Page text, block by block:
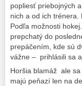
popliesť priebojných
nich a od ich
Podľa možnosti
prepchatý do
prepáčením, kde sú
vážne – prihlásili sa
Horšia blamáž ale
majú peňazí len na